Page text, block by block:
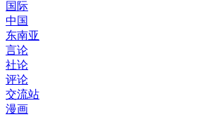
国际
中国
东南亚
言论
社论
评论
交流站
漫画